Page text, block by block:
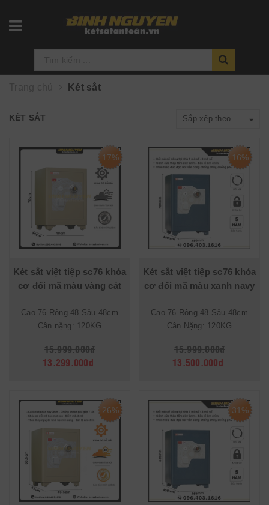
Két sắt
KÉT SẮT Sắp xếp theo
17%
Két sắt việt tiệp sc76 khóa
cơ đổi mã màu vàng cát
Cao 76 Rộng 48 Sâu 48cm
Cân nặng: 120KG
15.999.000đ
13.299.000đ
16%
Két sắt việt tiệp sc76 khóa
cơ đổi mã màu xanh navy
Cao 76 Rộng 48 Sâu 48cm
Cân Nặng: 120KG
15.999.000đ
13.500.000đ
26% 31%